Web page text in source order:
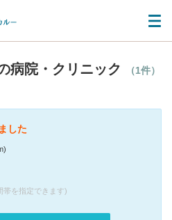
病院・クリニック （1件）
した
帯を指定できます)